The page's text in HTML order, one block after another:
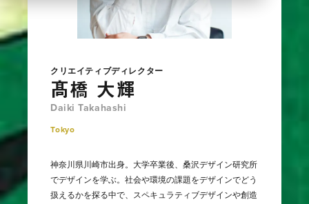
クリエイティブディレクター
髙橋 大輝
Daiki Takahashi
Tokyo
神奈川県川崎市出身。大学卒業後、桑沢デザイン研究所
でデザインを学ぶ。社会や環境の課題をデザインでどう
扱えるかを探る中で、スペキュラティブデザインや創造